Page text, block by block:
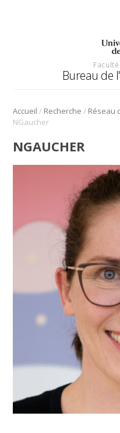
Bureau de
Accueil / Recherche / Réseau
NGaucher
NGAUCHER